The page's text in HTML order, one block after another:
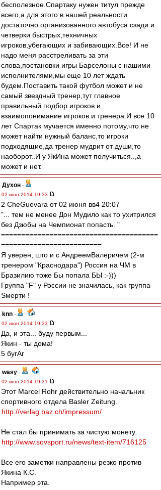
бесполезное.Спартаку нужен титул прежде
всего,а для этого в нашей реальности
достаточно организованного автобуса сзади и
четверки быстрых,техничных
игроков,убегающих и забивающих.Все! И не
надо меня расстреливать за эти
слова,постановки игры Барселоны с нашими
исполнителями,мы еще 10 лет ждать
будем.Поставить такой футбол может и не
самый звездный тренер,тут главное
правильный подбор игроков и
взаимопонимание игроков и тренера.И все 10
лет Спартак мучается именно потому,что не
может найти нужный баланс,то игроки
подходящие,да тренер мудрит от души,то
наоборот..И у ЯкИна может получиться..,а
может и нет.
Духон -
02 июн 2014 19:33
2 CheGuevara от 02 июня вв4 20:07
"... тем не менее Дон Мудило как то ухитрился
без Дзюбы на Чемпионат попасть. "
=======================================
=========================
Я уверен, што и с АндреемВалеричем (2-м
тренером "Краснодара") Россия на ЧМ в
Бразилию тоже Бы попала БЫ :-)))
Группа "F" у России не значилась, как группа
Sмерти !
knn -
02 июн 2014 19:33
Да, и эта... буду первым...
Якин - ты дома!
5 бугАг
wasy -
02 июн 2014 19:31
Этот Marcel Rohr действительно начальник
спортивного отдела Basler Zeitung.
http://verlag.baz.ch/impressum/
Не стал бы принимать за чистую монету.
http://www.sovsport.ru/news/text-item/716125
Все его заметки направлены резко против
Якина К.С.
Например эта.